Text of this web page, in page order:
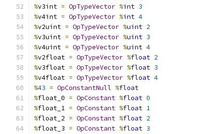
%v3int = OpTypeVector %int 3
%v4int = OpTypeVector %int 4
%v2uint = OpTypeVector %uint 2
%v3uint = OpTypeVector %uint 3
%v4uint = OpTypeVector %uint 4
%v2float = OpTypeVector %float 2
%v3float = OpTypeVector %float 3
%v4float = OpTypeVector %float 4
%43 = OpConstantNull %float
%float_0 = OpConstant %float 0
%float_1 = OpConstant %float 1
%float_2 = OpConstant %float 2
%float_3 = OpConstant %float 3